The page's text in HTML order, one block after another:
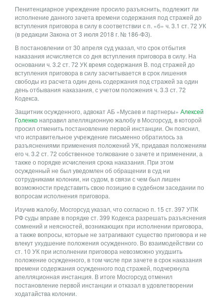
Пенитенциарное учреждение просило разъяснить, подлежит ли
исполнение данного зачета времени содержания под стражей до
вступления приговора в силу в соответствии с п. «б» ч. 3.1 ст. 72 УК
(в редакции Закона от 3 июля 2018 г. № 186-ФЗ).
В постановлении от 30 апреля суд указал, что срок отбытия
наказания исчисляется со дня вступления приговора в силу. На
основании ч. 3.2 ст. 72 УК время содержания В. под стражей до
вступления приговора в силу засчитывается в срок лишения
свободы из расчета один день содержания под стражей за один
день отбывания наказания, с учетом положения ч. 3.3 ст. 72
Кодекса.
Защитник осужденного, адвокат АБ «Мусаев и партнеры» Алексей
Голенконаправил апелляционную жалобу в Мосгорсуд, в которой
просил отменить постановление первой инстанции. Он пояснил,
что исправительное учреждение письменно обратилось за
разъяснениями применения положений УК, придавая положениям
его ч. 3.2 ст. 72 собственное толкование о зачете и применении, а
также о порядке исчисления срока наказания. При этом
осужденный не был уведомлен об обращении в суд ни
сотрудниками колонии, ни судом, в связи с чем был лишен
возможности представить свою позицию в судебном заседании по
вопросам исполнения приговора.
Изучив жалобу, Мосгорсуд указал, что согласно п. 15 ст. 397 УПК
РФ суды вправе в порядке ст. 399 Кодекса разрешать разъяснения
сомнений и неясностей, возникающих при исполнении приговора,
а также вопросы, которые не затрагивают существо приговора и не
влекут ухудшение положения осужденного. Во взаимодействии со
ст. 10 УК при исполнении приговора невозможно ухудшить
положение осужденного, в том числе при зачете в срок наказания
времени содержания осужденного под стражей, подчеркнула
апелляционная инстанция. В итоге Мосгорсуд отменил
постановление первой инстанции и отказал в удовлетворении
ходатайства колонии.